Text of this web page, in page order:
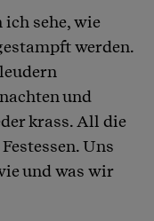
sehe, wie
werden.
und
krass. All die
Uns
und was wir